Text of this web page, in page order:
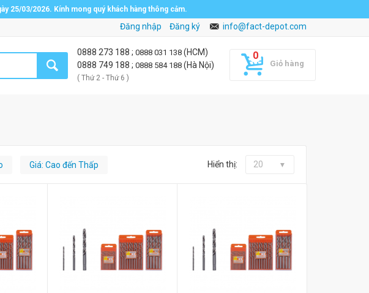
25/03/2026. Kính mong quý khách hàng thông cảm.
Đăng nhập Đăng ký info@fact-depot.com
Giỏ hàng
0888 273 188 ; 0888 031 138 (HCM)
0888 749 188 ; 0888 584 188 (Hà Nội)
( Thứ 2 - Thứ 6 )
Hiển thị: 20
Giá: Cao đến Thấp